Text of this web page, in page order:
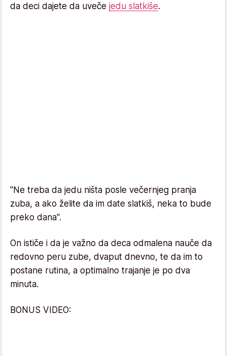
da deci dajete da uveče jedu slatkiše.
"Ne treba da jedu ništa posle večernjeg pranja
zuba, a ako želite da im date slatkiš, neka to bude
preko dana".
On ističe i da je važno da deca odmalena nauče da
redovno peru zube, dvaput dnevno, te da im to
postane rutina, a optimalno trajanje je po dva
minuta.
BONUS VIDEO: